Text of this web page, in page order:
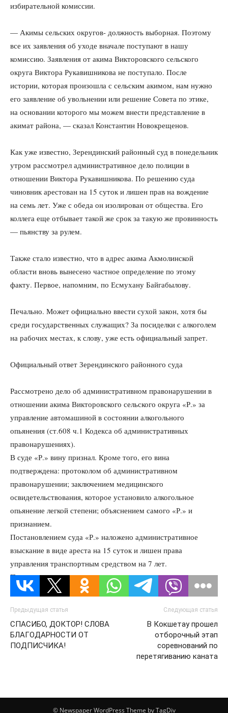
избирательной комиссии.
— Акимы сельских округов- должность выборная. Поэтому
все их заявления об уходе вначале поступают в нашу
комиссию. Заявления от акима Викторовского сельского
округа Виктора Рукавишникова не поступало. После
истории, которая произошла с сельским акимом, нам нужно
его заявление об увольнении или решение Совета по этике,
на основании которого мы можем внести представление в
акимат района, — сказал Константин Новокрещенов.
Как уже известно, Зерендинский районный суд в понедельник
утром рассмотрел административное дело полиции в
отношении Виктора Рукавишникова. По решению суда
чиновник арестован на 15 суток и лишен прав на вождение
на семь лет. Уже с обеда он изолирован от общества. Его
коллега еще отбывает такой же срок за такую же провинность
— пьянству за рулем.
Также стало известно, что в адрес акима Акмолинской
области вновь вынесено частное определение по этому
факту. Первое, напомним, по Есмухану Байгабылову.
Печально. Может официально ввести сухой закон, хотя бы
среди государственных служащих? За посиделки с алкоголем
на рабочих местах, к слову, уже есть официальный запрет.
Официальный ответ Зерендинского районного суда
Рассмотрено дело об административном правонарушении в
отношении акима Викторовского сельского округа «Р.» за
управление автомашиной в состоянии алкогольного
опьянения (ст.608 ч.1 Кодекса об административных
правонарушениях).
В суде «Р.» вину признал. Кроме того, его вина
подтверждена: протоколом об административном
правонарушении; заключением медицинского
освидетельствования, которое установило алкогольное
опьянение легкой степени; объяснением самого «Р.» и
признанием.
Постановлением суда «Р.» наложено административное
взыскание в виде ареста на 15 суток и лишен права
управления транспортным средством на 7 лет.
Постановление не вступило в законную силу.
Предыдущая статья
СПАСИБО, ДОКТОР! СЛОВА
БЛАГОДАРНОСТИ ОТ
ПОДПИСЧИКА!
Следующая статья
В Кокшетау прошел
отборочный этап
соревнований по
перетягиванию каната
© Newspaper WordPress Theme by TagDiv